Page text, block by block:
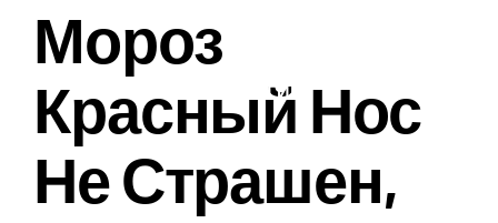
ТЕХНОЛОГИИ
Мороз
Красный Нос
Не Страшен,